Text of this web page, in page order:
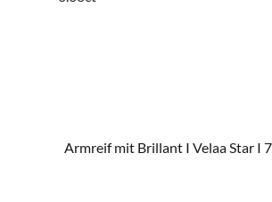
Armreif mit Brillant I Velaa Star I